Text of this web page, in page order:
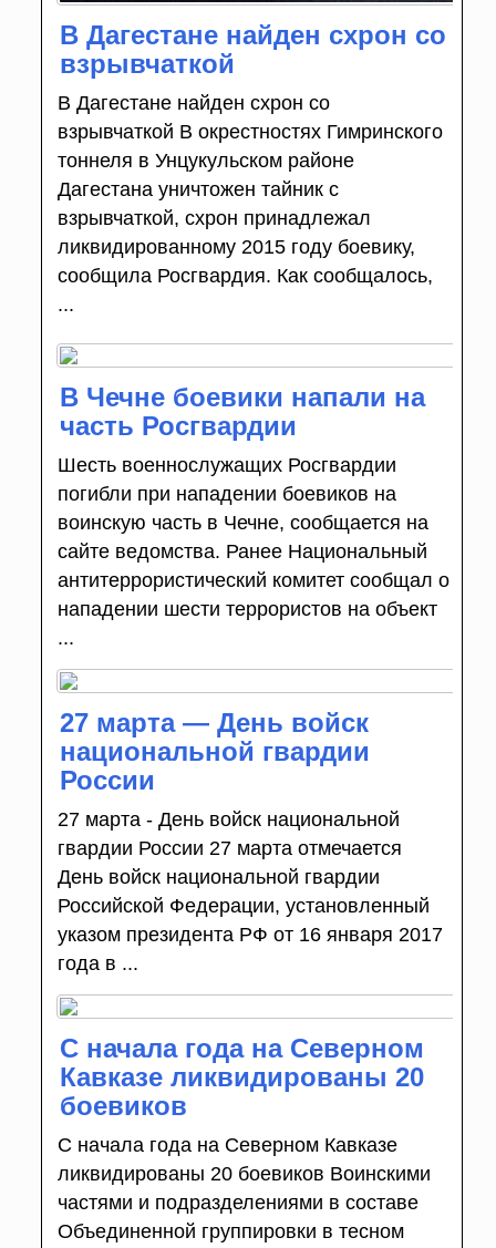
В Дагестане найден схрон со
взрывчаткой
В Дагестане найден схрон со
взрывчаткой В окрестностях Гимринского
тоннеля в Унцукульском районе
Дагестана уничтожен тайник с
взрывчаткой, схрон принадлежал
ликвидированному 2015 году боевику,
сообщила Росгвардия. Как сообщалось,
...
В Чечне боевики напали на
часть Росгвардии
Шесть военнослужащих Росгвардии
погибли при нападении боевиков на
воинскую часть в Чечне, сообщается на
сайте ведомства. Ранее Национальный
антитеррористический комитет сообщал о
нападении шести террористов на объект
...
27 марта — День войск
национальной гвардии
России
27 марта - День войск национальной
гвардии России 27 марта отмечается
День войск национальной гвардии
Российской Федерации, установленный
указом президента РФ от 16 января 2017
года в ...
С начала года на Северном
Кавказе ликвидированы 20
боевиков
С начала года на Северном Кавказе
ликвидированы 20 боевиков Воинскими
частями и подразделениями в составе
Объединенной группировки в тесном